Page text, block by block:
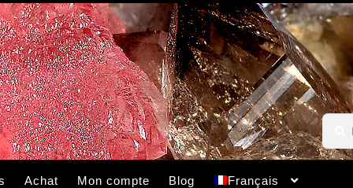
pour :
Achat Mon compte Blog Français